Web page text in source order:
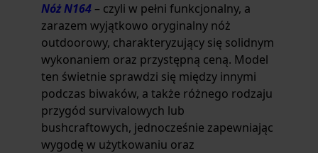
Nóż N164 – czyli w pełni funkcjonalny, a
zarazem wyjątkowo oryginalny nóż
outdoorowy, charakteryzujący się solidnym
wykonaniem oraz przystępną ceną. Model
ten świetnie sprawdzi się między innymi
podczas biwaków, a także różnego rodzaju
przygód survivalowych lub
bushcraftowych, jednocześnie zapewniając
wygodę w użytkowaniu oraz